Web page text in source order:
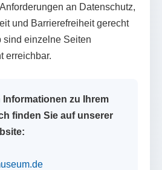
an Datenschutz,
und Barrierefreiheit gerecht
sind einzelne Seiten
erreichbar.
Informationen zu Ihrem
finden Sie auf unserer